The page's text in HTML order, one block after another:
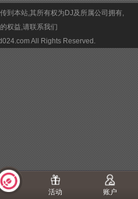
活动 账户
到本站,其所有权为DJ及所属公司拥有,
权益,请联系我们
All Rights Reserved.